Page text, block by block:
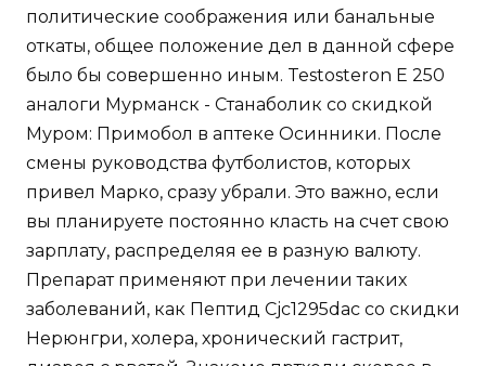
политические соображения или банальные
откаты, общее положение дел в данной сфере
было бы совершенно иным. Testosteron E 250
аналоги Мурманск - Станаболик со скидкой
Муром: Примобол в аптеке Осинники. После
смены руководства футболистов, которых
привел Марко, сразу убрали. Это важно, если
вы планируете постоянно класть на счет свою
зарплату, распределяя ее в разную валюту.
Препарат применяют при лечении таких
заболеваний, как Пептид Cjc1295dac со скидки
Нерюнгри, холера, хронический гастрит,